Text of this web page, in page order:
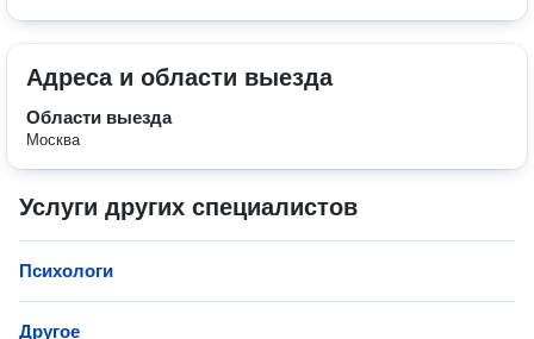
Адреса и области выезда
Области выезда
Москва
Услуги других специалистов
Психологи
Другое